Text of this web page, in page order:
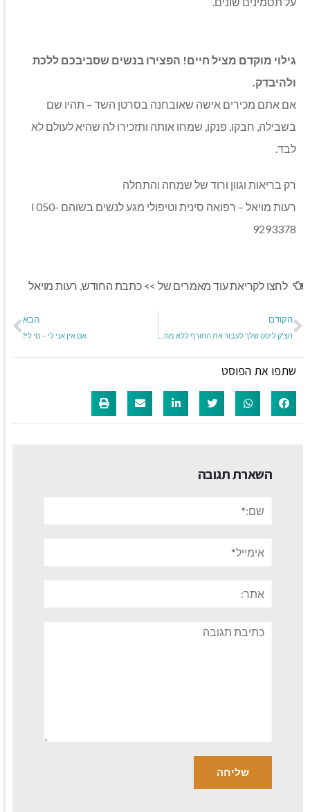
גילוי מוקדם מציל חיים! הפצירו בנשים שסביבכם ללכת
ולהיבדק.
אם אתם מכירים אישה שאובחנה בסרטן השד – תהיו שם
בשבילה, חבקו, פנקו, שמחו אותה ותזכירו לה שהיא לעולם לא
לבד.
רק בריאות וגוון ורוד של שמחה והתחלה
רעות מויאל – רפואה סינית וטיפולי מגע לנשים בשוהם l 050-
9293378
לחצו לקריאת עוד מאמרים של >> כתבת החודש, רעות מויאל
הקודם הבא
אם אין אני לי – מי לי?
שתפו את הפוסט
השארת תגובה
תגובה